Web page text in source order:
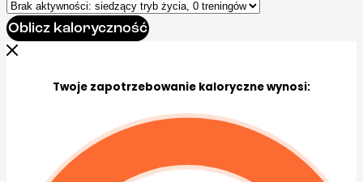
Oblicz kaloryczność
Twoje zapotrzebowanie kaloryczne wynosi: